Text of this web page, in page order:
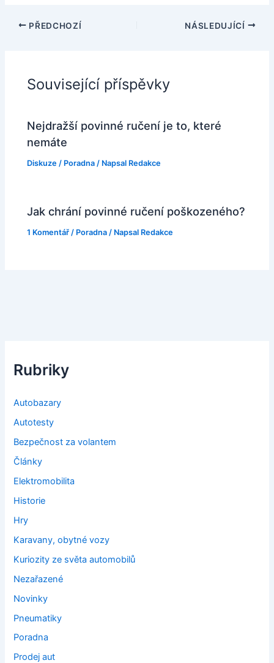
PŘEDCHOZÍ NÁSLEDUJÍCÍ
Související příspěvky
Nejdražší povinné ručení je to, které
nemáte
Diskuze / Poradna / Napsal Redakce
Jak chrání povinné ručení poškozeného?
1 Komentář / Poradna / Napsal Redakce
Rubriky
Autobazary
Autotesty
Bezpečnost za volantem
Články
Elektromobilita
Historie
Hry
Karavany, obytné vozy
Kuriozity ze světa automobilů
Nezařazené
Novinky
Pneumatiky
Poradna
Prodej aut